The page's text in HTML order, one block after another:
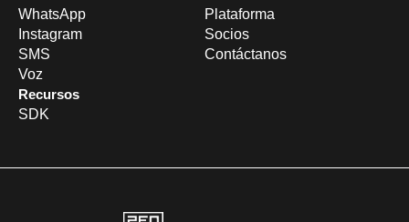
WhatsApp
Instagram
SMS
Voz
Recursos
SDK
Plataforma
Socios
Contáctanos